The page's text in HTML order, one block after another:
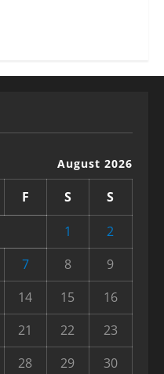
August 2026
F S
S
1
2
7 8
9
14 15
16
21 22
23
28 29 30